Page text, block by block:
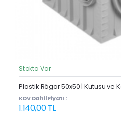
Stokta Var
Plastik Rögar 50x50 | Kutusu ve
KDV Dahil Fiyatı :
1.140,00 TL